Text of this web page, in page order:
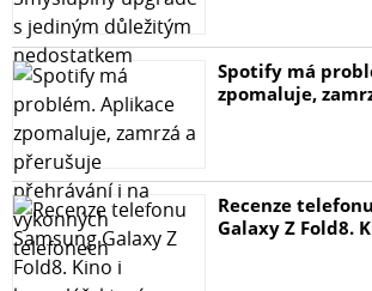
Spotify má
zpomaluje,
Recenze
Galaxy Z Fold8.